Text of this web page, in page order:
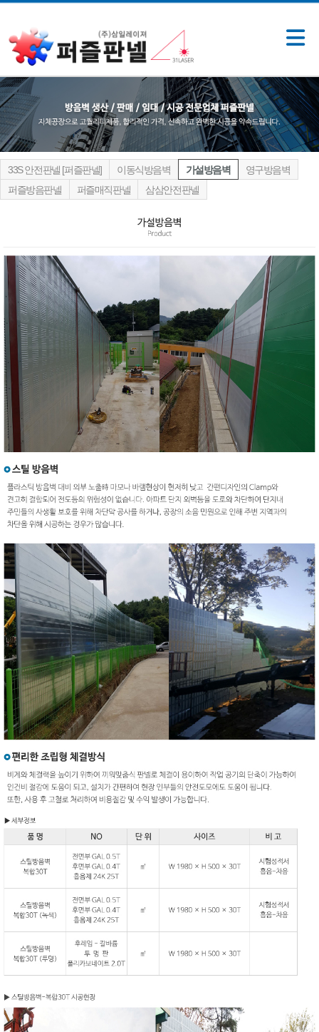
33S 안전판넬 [퍼즐판넬] 이동식방음벽 가설방음벽
영구방음벽
퍼즐방음판넬
퍼즐매직판넬 삼삼안전판넬